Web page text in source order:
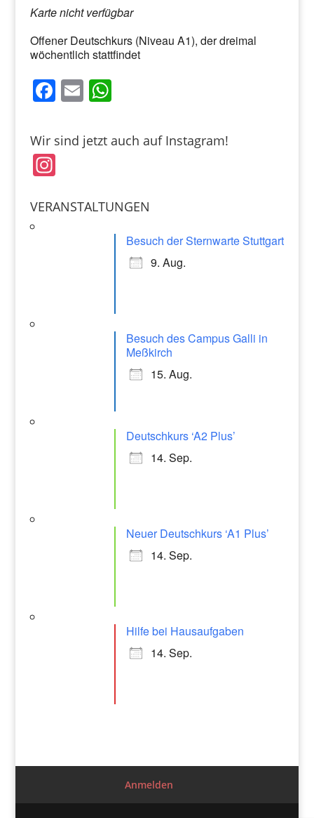
Karte nicht verfügbar
Offener Deutschkurs (Niveau A1), der dreimal
wöchentlich stattfindet
F
c
e
b
o
E
ai
l
W
at
p
Wir sind jetzt auch auf Instagram!
In
a
VERANSTALTUNGEN
Besuch der Sternwarte Stuttgart
9. Aug.
Besuch des Campus Galli in
Meßkirch
15. Aug.
Deutschkurs ‘A2 Plus’
14. Sep.
Neuer Deutschkurs ‘A1 Plus’
14. Sep.
Hilfe bei Hausaufgaben
14. Sep.
Anmelden